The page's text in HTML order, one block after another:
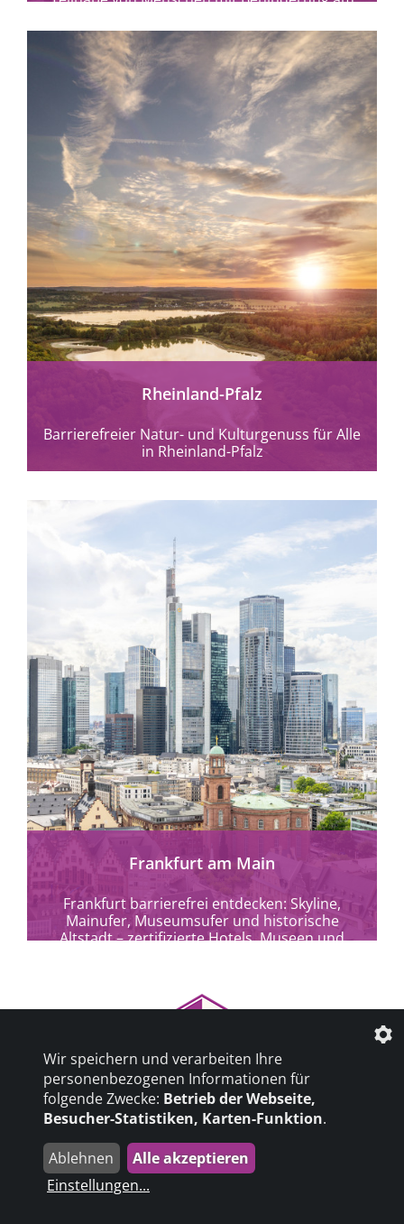
mehr erfahren
Rheinland-Pfalz
Barrierefreier Natur- und Kulturgenuss für Alle
in Rheinland-Pfalz
mehr erfahren
Frankfurt am Main
Frankfurt barrierefrei entdecken: Skyline,
Mainufer, Museumsufer und historische
Altstadt – zertifizierte Hotels, Museen und
© 2026 Barrierefrei erleben
Datenschutzeinstellungen
Impressum
Wir speichern und verarbeiten Ihre
personenbezogenen Informationen für
folgende Zwecke: Betrieb der Webseite,
Besucher-Statistiken, Karten-Funktion.
Ablehnen
Alle akzeptieren
Einstellungen...